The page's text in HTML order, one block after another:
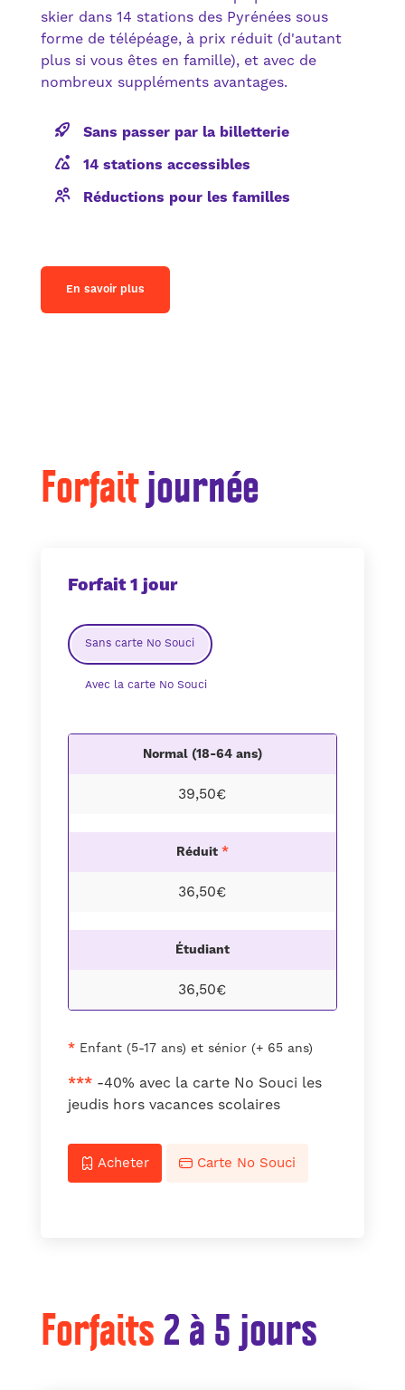
skier dans 14 stations des Pyrénées sous
forme de télépéage, à prix réduit (d'autant
plus si vous êtes en famille), et avec de
nombreux suppléments avantages.
Sans passer par la billetterie
14 stations accessibles
Réductions pour les familles
En savoir plus
Forfaitjournée
Forfait 1 jour
Sans carte No Souci
Avec la carte No Souci
Normal (18-64 ans)
39,50€
Réduit *
36,50€
Étudiant
36,50€
*Enfant (5-17 ans) et sénior (+ 65 ans)
***-40% avec la carte No Souci les
jeudis hors vacances scolaires
Acheter Carte No Souci
Forfaits2 à 5 jours